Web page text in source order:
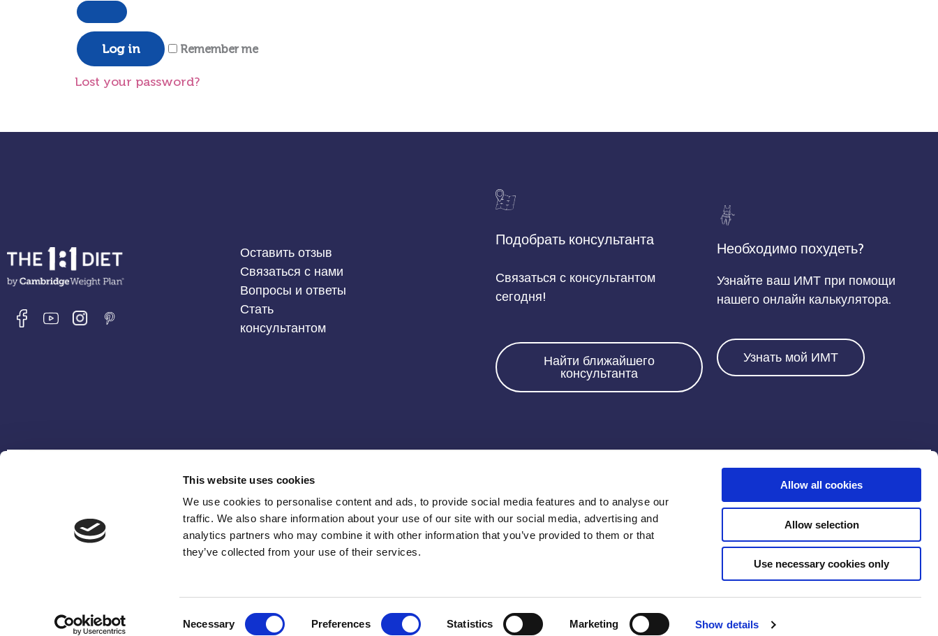
This website uses cookies
We use cookies to personalise content and ads, to provide social media features and to analyse our
traffic. We also share information about your use of our site with our social media, advertising and
analytics partners who may combine it with other information that you’ve provided to them or that
they’ve collected from your use of their services.
Necessary Preferences Statistics Marketing Show details
Allow all cookies
Allow selection
Use necessary cookies only
Log in Remember me
Lost your password?
Оставить отзыв
Связаться с нами
Вопросы и ответы
Стать
консультантом
Подобрать консультанта
Связаться с консультантом
сегодня!
Найти ближайшего
консультанта
Необходимо похудеть?
Узнайте ваш ИМТ при помощи
нашего онлайн калькулятора.
Узнать мой ИМТ
Мы находимся по адресу:
Неоптолему 3, корпус 1, Склад 1, промышленная зона
Арадиппу, 7101, Ларнака
7000 4505
Напишите нам:
info@one2onediet.com.cy
Accessibility Statement